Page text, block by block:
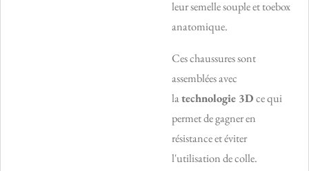
leur semelle souple et toebox
anatomique.
Ces chaussures sont
assemblées avec
latechnologie 3Dce qui
permet de gagner en
résistance et éviter
l'utilisation de colle.